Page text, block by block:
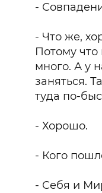
-
- Что же,
Потому
много. А у
заняться.
туда по-
- Хорошо.
- Кого
- Себя и